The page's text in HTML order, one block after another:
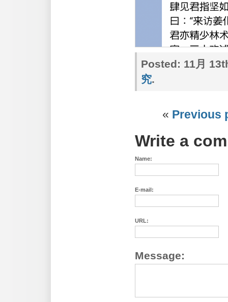
Posted: 11月
究.
« Previous
Write a
Name:
E-mail:
URL:
Message: